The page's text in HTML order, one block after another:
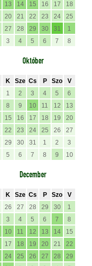
13 14 15 16 17
18
20 21 22 23 24
25
27 28 29 30 31
1
3 4 5 6 7 8
Október
K Sze Cs P Szo
V
1 2 3 4 5
6
8 9 10 11 12
13
15 16 17 18 19
20
22 23 24 25 26
27
29 30 31 1 2
3
5 6 7 8 9 10
December
K Sze Cs P Szo
V
26 27 28 29 30
1
3 4 5 6 7
8
10 11 12 13 14
15
17 18 19 20 21
22
24 25 26 27 28
29